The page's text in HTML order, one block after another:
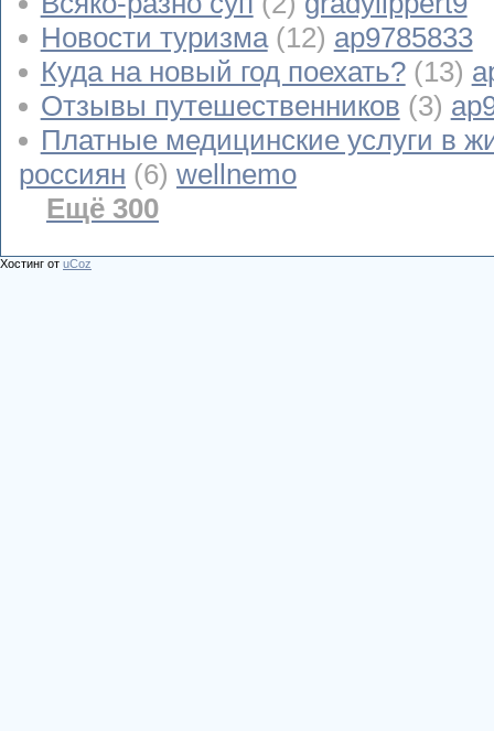
Новости туризма (12) ap9785833
Куда на новый год поехать? (13)
Отзывы путешественников (3)
Платные медицинские услуги в
россиян (6) wellnemo
Ещё 300
Хостинг от uCoz